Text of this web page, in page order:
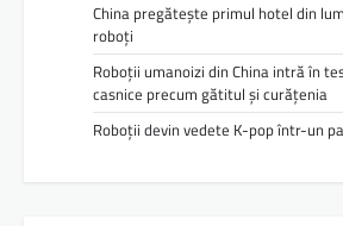
China pregătește primul hotel din
roboți
Roboții umanoizi din China intră în
casnice precum gătitul și curățenia
Roboții devin vedete K-pop într-un